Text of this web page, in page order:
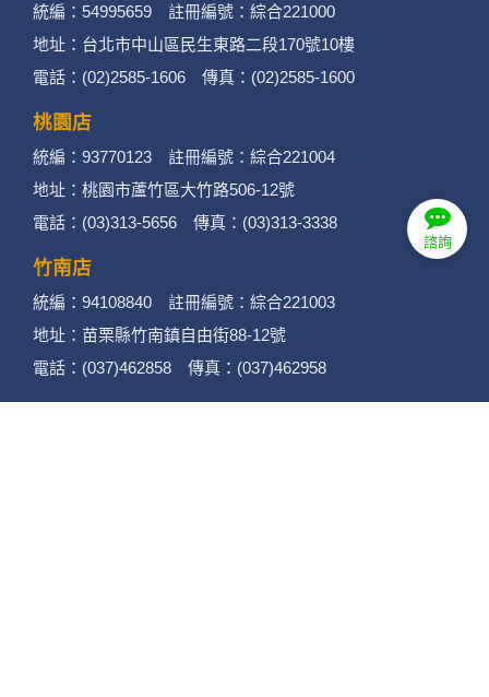
諮詢
統編：54995659 註冊編號：綜合221000
地址：台北市中山區民生東路二段170號10樓
電話：(02)2585-1606 傳真：(02)2585-1600
桃園店
統編：93770123 註冊編號：綜合221004
地址：桃園市蘆竹區大竹路506-12號
電話：(03)313-5656 傳真：(03)313-3338
竹南店
統編：94108840 註冊編號：綜合221003
地址：苗栗縣竹南鎮自由街88-12號
電話：(037)462858 傳真：(037)462958